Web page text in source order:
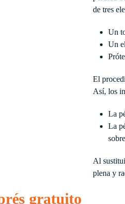
de tres
Un
Un
El
Así, los
La
La
Al
plena y
gratuito